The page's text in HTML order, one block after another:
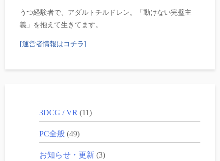
うつ経験者で、アダルトチルドレン。「動けない完璧主
義」を抱えて生きてます。
[運営者情報はコチラ]
3DCG / VR (11)
PC全般 (49)
お知らせ・更新 (3)